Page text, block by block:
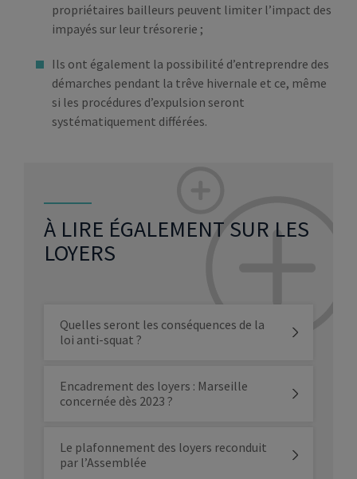
propriétaires bailleurs peuvent limiter l’impact des
impayés sur leur trésorerie ;
Ils ont également la possibilité d’entreprendre des
démarches pendant la trêve hivernale et ce, même
si les procédures d’expulsion seront
systématiquement différées.
À LIRE ÉGALEMENT SUR LES
LOYERS
Quelles seront les conséquences de la
loi anti-squat ?
Encadrement des loyers : Marseille
concernée dès 2023 ?
Le plafonnement des loyers reconduit
par l’Assemblée